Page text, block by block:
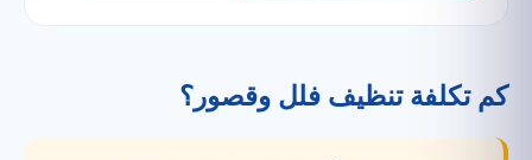
كم تكلفة تنظيف فلل وقصور؟